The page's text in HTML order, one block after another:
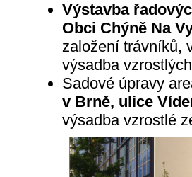
Výstavba
Obci Chýně Na
založení trávníků,
výsadba
Sadové úpravy
v Brně, ulice
výsadba vzrostlé